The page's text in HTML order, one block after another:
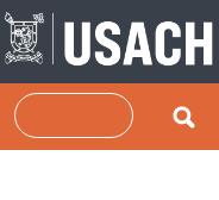
Skip to main content
Search